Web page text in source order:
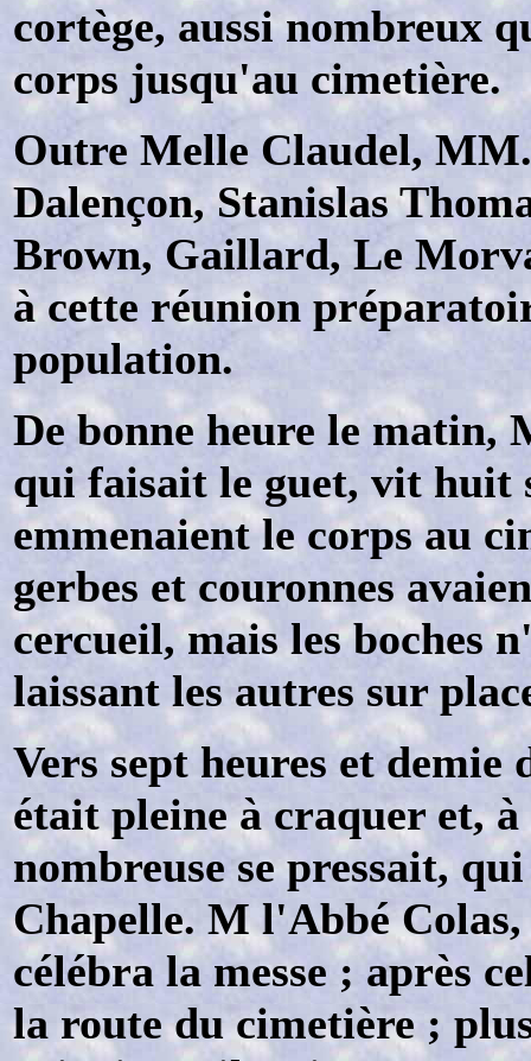
cortège, aussi nombreux
corps jusqu'au cimetière.
Outre Melle Claudel,
Dalençon, Stanislas
Brown, Gaillard, Le
à cette réunion
population.
De bonne heure le matin,
qui faisait le guet, vit huit
emmenaient le corps au
gerbes et couronnes
cercueil, mais les boches
laissant les autres sur
Vers sept heures et
était pleine à craquer et,
nombreuse se pressait,
Chapelle. M l'Abbé
célébra la messe ; après
la route du cimetière ;